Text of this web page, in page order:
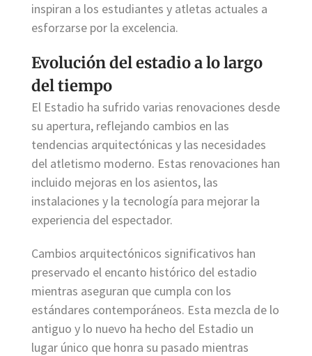
inspiran a los estudiantes y atletas actuales a
esforzarse por la excelencia.
Evolución del estadio a lo largo
del tiempo
El Estadio ha sufrido varias renovaciones desde
su apertura, reflejando cambios en las
tendencias arquitectónicas y las necesidades
del atletismo moderno. Estas renovaciones han
incluido mejoras en los asientos, las
instalaciones y la tecnología para mejorar la
experiencia del espectador.
Cambios arquitectónicos significativos han
preservado el encanto histórico del estadio
mientras aseguran que cumpla con los
estándares contemporáneos. Esta mezcla de lo
antiguo y lo nuevo ha hecho del Estadio un
lugar único que honra su pasado mientras